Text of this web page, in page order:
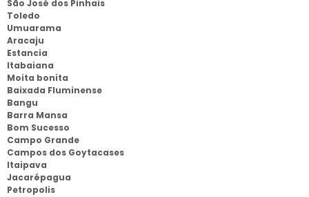
São José dos Pinhais
Toledo
Umuarama
Aracaju
Estancia
Itabaiana
Moita bonita
Baixada Fluminense
Bangu
Barra Mansa
Bom Sucesso
Campo Grande
Campos dos Goytacases
Itaipava
Jacarépagua
Petropolis